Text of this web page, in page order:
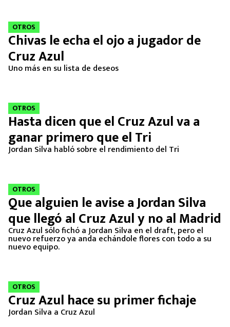
FUTBOL ESTUFA
FÓRMULA 1
LIGA MX
NFL
OTROS
Chivas le echa el ojo a jugador de
Cruz Azul
Uno más en su lista de deseos
OTROS
Hasta dicen que el Cruz Azul va a
ganar primero que el Tri
Jordan Silva habló sobre el rendimiento del Tri
OTROS
Que alguien le avise a Jordan Silva
que llegó al Cruz Azul y no al Madrid
Cruz Azul sólo fichó a Jordan Silva en el draft, pero el
nuevo refuerzo ya anda echándole flores con todo a su
nuevo equipo.
OTROS
Cruz Azul hace su primer fichaje
Jordan Silva a Cruz Azul